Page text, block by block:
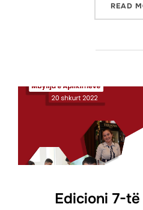
READ
Edicioni 7-